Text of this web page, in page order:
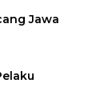
Jawa